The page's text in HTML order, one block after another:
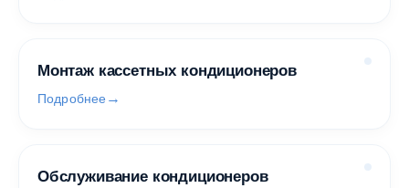
Монтаж кассетных кондиционеров
Подробнее
Обслуживание кондиционеров